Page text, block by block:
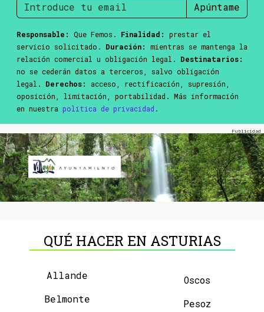
Apúntame
Responsable: Que Femos. Finalidad:
prestar el
servicio solicitado. Duración:
mientras se mantenga la
relación comercial u obligación legal. Destinatarios:
no se cederán datos a terceros, salvo obligación
legal. Derechos:
acceso, rectificación, supresión,
oposición, limitación, portabilidad. Más información
en nuestra política de privacidad .
QUÉ HACER EN ASTURIAS
Allande
Belmonte
Oscos
Pesoz